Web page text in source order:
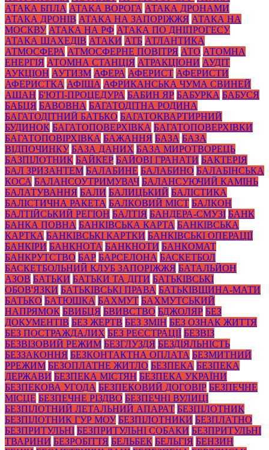
АТАКА БПЛА АТАКА ВОРОГА АТАКА ДРОНАМИ
АТАКА ДРОНІВ АТАКА НА ЗАПОРІЖЖЯ АТАКА НА
МОСКВУ АТАКА НА РФ АТАКА ПО ДНІПРОГЕСУ
АТАКА ШАХЕДІВ АТАКИ АТБ АТЛАНТИКА
АТМОСФЕРА АТМОСФЕРНЕ ПОВІТРЯ АТО АТОМНА
ЕНЕРГІЯ АТОМНА СТАНЦІЯ АТРАКЦІОНИ АУДІТ
АУКЦІОН АУТИЗМ АФЕРА АФЕРИСТ АФЕРИСТИ
АФЕРИСТКА АФІША АФРИКАНСЬКА ЧУМА СВИНЕЙ
АШАН Б'ЮТІ-ПРОЦЕДУРА БАБИН ЯР БАБУРКА БАБУСЯ
БАБЦЯ БАВОВНА БАГАТОДІТНА РОДИНА
БАГАТОДІТНИЙ БАТЬКО БАГАТОКВАРТИРНИЙ
БУДИНОК БАГАТОПОВЕРХІВКА БАГАТОПОВЕРХІВКИ
БАГАТОПОВІРХІВКА БАЖАННЯ БАЗА БАЗА
ВІДПОЧИНКУ БАЗА ДАНИХ БАЗА МИРОТВОРЕЦЬ
БАЗПІЛОТНИК БАЙКЕР БАЙОВІ ГРАНАТИ БАКТЕРІЯ
БАЛ ЗРИЗАНТЕМ БАЛАБИНЕ БАЛАБИНО БАЛАБІНСЬКА
КОСА БАЛАНСОУТРИМУВАЧ БАЛАНСУЮЧИЙ КАМІНЬ
БАЛАТУВАННЯ БАЛИ БАЛИЦЬКИЙ БАЛІСТИКА
БАЛІСТИЧНА РАКЕТА БАЛКОВИЙ МІСТ БАЛКОН
БАЛТІЙСЬКИЙ РЕГІОН БАЛТІЯ БАНДЕРА-СМУЗІ БАНК
БАНКА ПОВНА БАНКІВСЬКА КАРТА БАНКІВСЬКА
КАРТКА БАНКІВСЬКІ КАРТКИ БАНКІВСЬКІ ОПЕРАЦІЇ
БАНКІРИ БАНКНОТА БАНКНОТИ БАНКОМАТ
БАНКРУТСТВО БАР БАРСЕЛОНА БАСКЕТБОЛ
БАСКЕТБОЛЬНИЙ КЛУБ ЗАПОРІЖЖЯ БАТАЛЬЙОН
АЗОВ БАТЬКИ БАТЬКИ ТА ДІТИ БАТЬКІВСЬКІ
ОБОВ'ЯЗКИ БАТЬКІВСЬКІ ПРАВА БАТЬКІВЩИНА-МАТИ
БАТЬКО БАТЮШКА БАХМУТ БАХМУТСЬКИЙ
НАПРЯМОК БВИБЦЯ БВИВСТВО БДЖОЛЯР БЕЗ
ДОКУМЕНТІВ БЕЗ ЖЕРТВ БЕЗ ЗМІН БЕЗ ОЗНАК ЖИТТЯ
БЕЗ ПОСТРАЖДАЛИХ БЕЗ РЕЄСТРАЦІЇ БЕЗВІЗ
БЕЗВІЗОВИЙ РЕЖИМ БЕЗГЛУЗДЯ БЕЗДІЯЛЬНІСТЬ
БЕЗЗАКОННЯ БЕЗКОНТАКТНА ОПЛАТА БЕЗМИТНИЙ
РРЕЖИМ БЕЗОПЛАТНЕ ЖИТЛО БЕЗПЕКА БЕЗПЕКА
ДЕРЖАВИ БЕЗПЕКА МІСТЯН БЕЗПЕКА УКРАЇНИ
БЕЗПЕКОВА УГОДА БЕЗПЕКОВИЙ ДОГОВІР БЕЗПЕЧНЕ
МІСЦЕ БЕЗПЕЧНЕ РІЗДВО БЕЗПЕЧНІ ВУЛИЦІ
БЕЗПІЛОТНИЙ ЛЕТАЛЬНИЙ АПАРАТ БЕЗПІЛОТНИК
БЕЗПІЛОТНИК ГУР МОУ БЕЗПІЛОТНИКИ БЕЗПЛАТНО
БЕЗПРИТУЛЬНІ БЕЗПРИТУЛЬНІ СОБАКИ БЕЗПРИТУЛЬНІ
ТВАРИНИ БЕЗРОБІТТЯ БЕЛЬБЕК БЕЛЬГІЯ БЕНЗИН